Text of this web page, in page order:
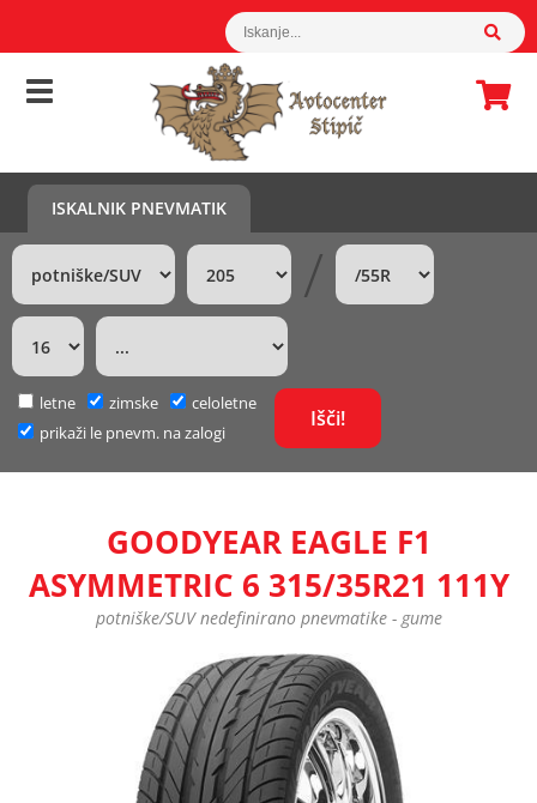
ISKALNIK PNEVMATIK
/
letne zimske
celoletne
prikaži le pnevm. na zalogi
GOODYEAR EAGLE F1
ASYMMETRIC 6 315/35R21 111Y
potniške/SUV nedefinirano pnevmatike - gume